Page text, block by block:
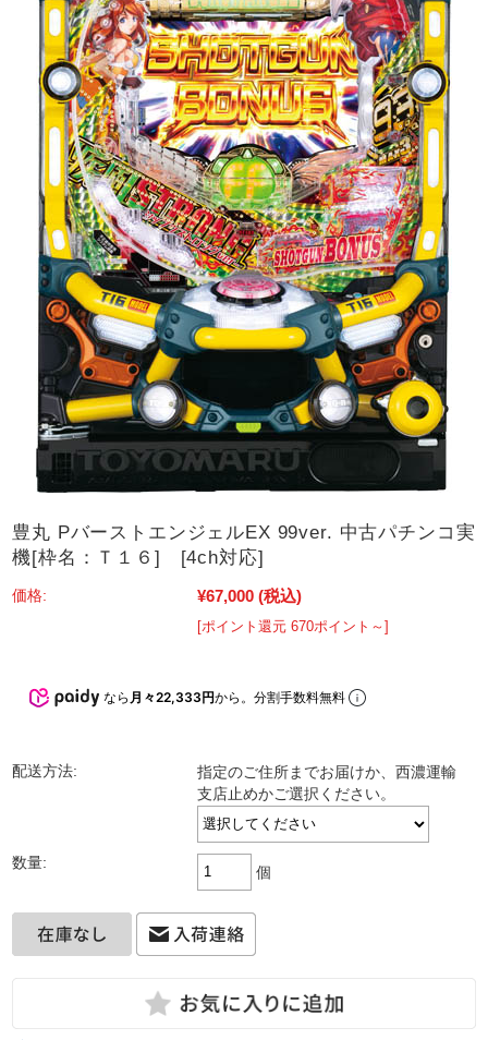
豊丸 PバーストエンジェルEX 99ver. 中古パチンコ実
機[枠名：Ｔ１６] [4ch対応]
価格: ¥67,000 (税込)
[ポイント還元 670ポイント～]
なら 月々22,333円から。分割手数料無料
配送方法:
指定のご住所までお届けか、西濃運輸
支店止めかご選択ください。
数量:
個